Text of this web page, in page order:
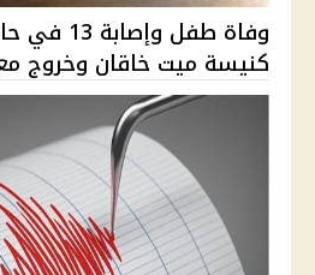
وفاة طفل
كنيسة ميت خاقان وخروج